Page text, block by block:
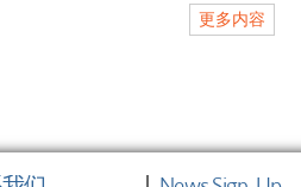
更多内容